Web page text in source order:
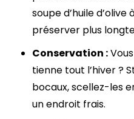
soupe d’huile
préserver plus
Conservation :
tienne tout l’hiver ?
bocaux, scellez-les
un endroit frais.